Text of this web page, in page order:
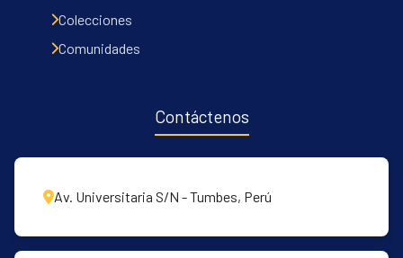
Colecciones
Comunidades
Contáctenos
Av. Universitaria S/N - Tumbes, Perú